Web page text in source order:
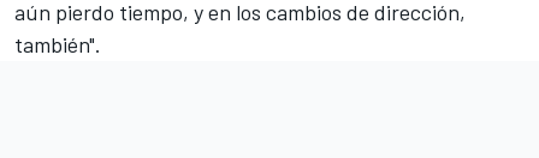
aún pierdo tiempo, y en los cambios de dirección,
también".